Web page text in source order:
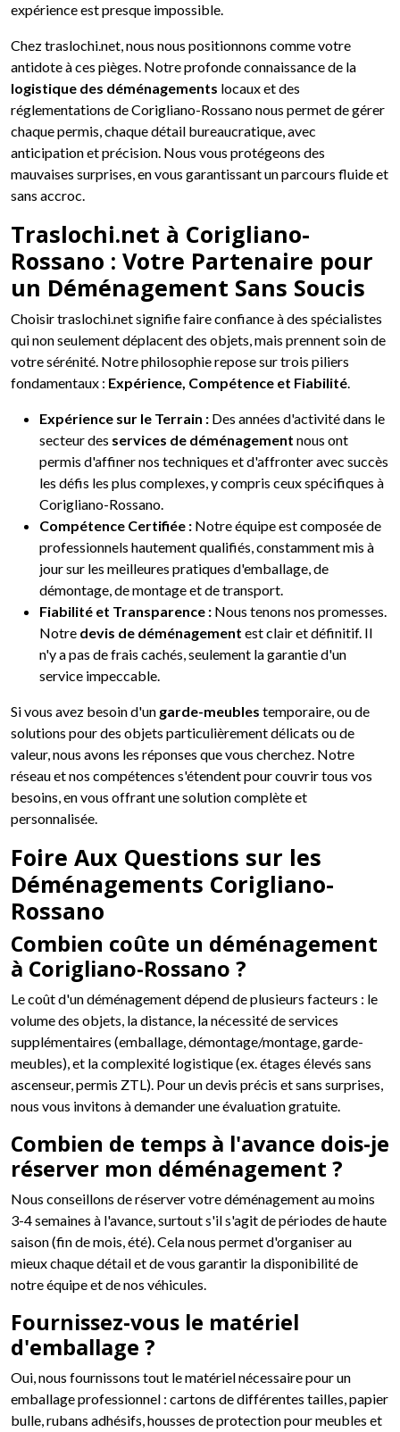
expérience est presque impossible.
Chez traslochi.net, nous nous positionnons comme votre
antidote à ces pièges. Notre profonde connaissance de la
logistique des déménagements locaux et des
réglementations de Corigliano-Rossano nous permet de gérer
chaque permis, chaque détail bureaucratique, avec
anticipation et précision. Nous vous protégeons des
mauvaises surprises, en vous garantissant un parcours fluide et
sans accroc.
Traslochi.net à Corigliano-
Rossano : Votre Partenaire pour
un Déménagement Sans Soucis
Choisir traslochi.net signifie faire confiance à des spécialistes
qui non seulement déplacent des objets, mais prennent soin de
votre sérénité. Notre philosophie repose sur trois piliers
fondamentaux : Expérience, Compétence et Fiabilité.
Expérience sur le Terrain : Des années d'activité dans le
secteur des services de déménagement nous ont
permis d'affiner nos techniques et d'affronter avec succès
les défis les plus complexes, y compris ceux spécifiques à
Corigliano-Rossano.
Compétence Certifiée : Notre équipe est composée de
professionnels hautement qualifiés, constamment mis à
jour sur les meilleures pratiques d'emballage, de
démontage, de montage et de transport.
Fiabilité et Transparence : Nous tenons nos promesses.
Notre devis de déménagement est clair et définitif. Il
n'y a pas de frais cachés, seulement la garantie d'un
service impeccable.
Si vous avez besoin d'un garde-meubles temporaire, ou de
solutions pour des objets particulièrement délicats ou de
valeur, nous avons les réponses que vous cherchez. Notre
réseau et nos compétences s'étendent pour couvrir tous vos
besoins, en vous offrant une solution complète et
personnalisée.
Foire Aux Questions sur les
Déménagements Corigliano-
Rossano
Combien coûte un déménagement
à Corigliano-Rossano ?
Le coût d'un déménagement dépend de plusieurs facteurs : le
volume des objets, la distance, la nécessité de services
supplémentaires (emballage, démontage/montage, garde-
meubles), et la complexité logistique (ex. étages élevés sans
ascenseur, permis ZTL). Pour un devis précis et sans surprises,
nous vous invitons à demander une évaluation gratuite.
Combien de temps à l'avance dois-je
réserver mon déménagement ?
Nous conseillons de réserver votre déménagement au moins
3-4 semaines à l'avance, surtout s'il s'agit de périodes de haute
saison (fin de mois, été). Cela nous permet d'organiser au
mieux chaque détail et de vous garantir la disponibilité de
notre équipe et de nos véhicules.
Fournissez-vous le matériel
d'emballage ?
Oui, nous fournissons tout le matériel nécessaire pour un
emballage professionnel : cartons de différentes tailles, papier
bulle, rubans adhésifs, housses de protection pour meubles et